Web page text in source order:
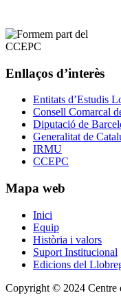
Enllaços d’interès
Entitats d’Estudis
Consell Comarcal
Diputació de
Generalitat de
IRMU
CCEPC
Mapa web
Inici
Equip
Història i valors
Suport Institucional
Edicions del
Copyright © 2024 Centre